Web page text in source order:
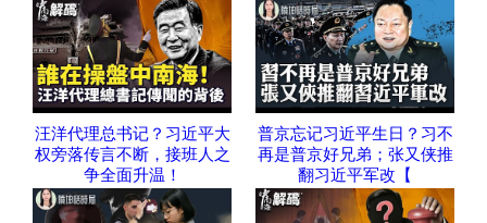
汪洋代理总书记？习近平大
权旁落传言不断，接班人之
争全面升温！
普京忘记习近平生日？习不
再是普京好兄弟；张又侠推
翻习近平军改【